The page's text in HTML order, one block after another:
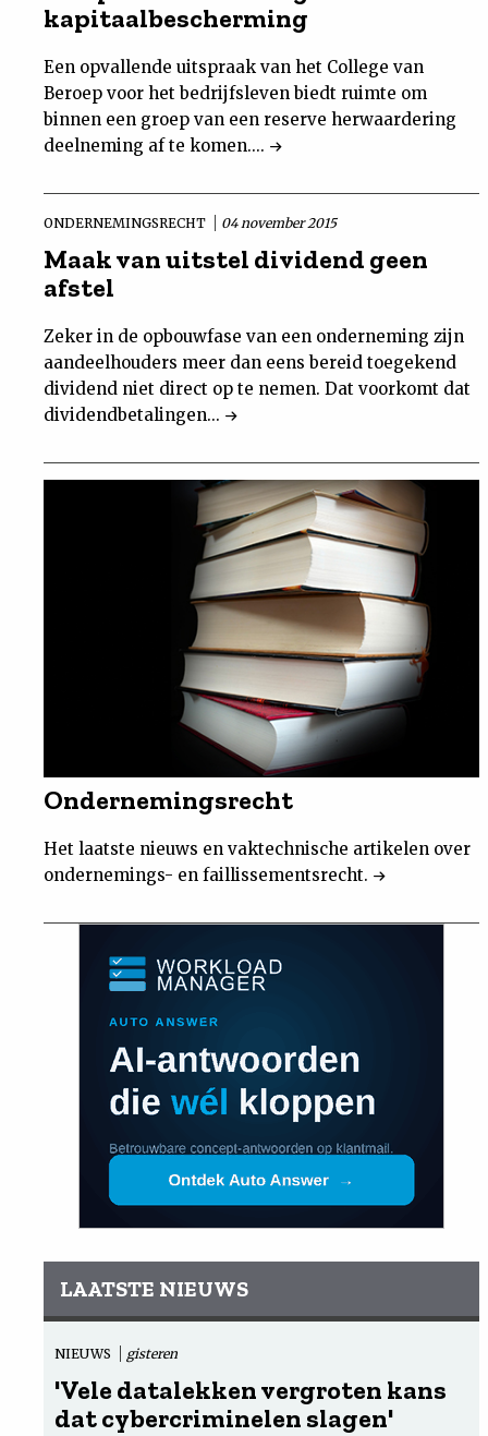
kapitaalbescherming
Een opvallende uitspraak van het College van
Beroep voor het bedrijfsleven biedt ruimte om
binnen een groep van een reserve herwaardering
deelneming af te komen....
ONDERNEMINGSRECHT 04 november 2015
Maak van uitstel dividend geen
afstel
Zeker in de opbouwfase van een onderneming zijn
aandeelhouders meer dan eens bereid toegekend
dividend niet direct op te nemen. Dat voorkomt dat
dividendbetalingen...
Ondernemingsrecht
Het laatste nieuws en vaktechnische artikelen over
ondernemings- en faillissementsrecht.
LAATSTE NIEUWS
NIEUWS gisteren
'Vele datalekken vergroten kans
dat cybercriminelen slagen'